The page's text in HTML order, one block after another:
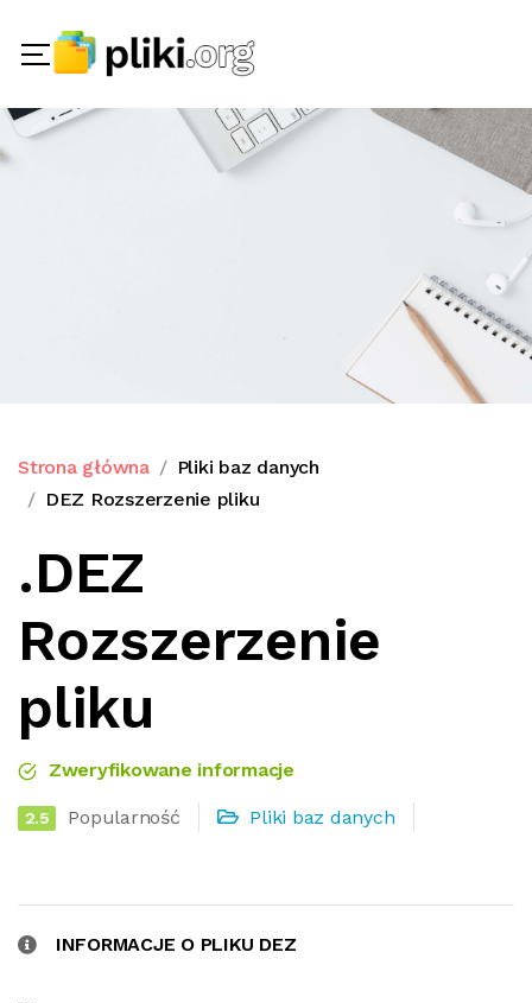
Strona główna
Pliki baz danych
DEZ Rozszerzenie pliku
.DEZ
Rozszerzenie
pliku
Zweryfikowane informacje
2.5 Popularność Pliki baz danych
INFORMACJE O PLIKU DEZ